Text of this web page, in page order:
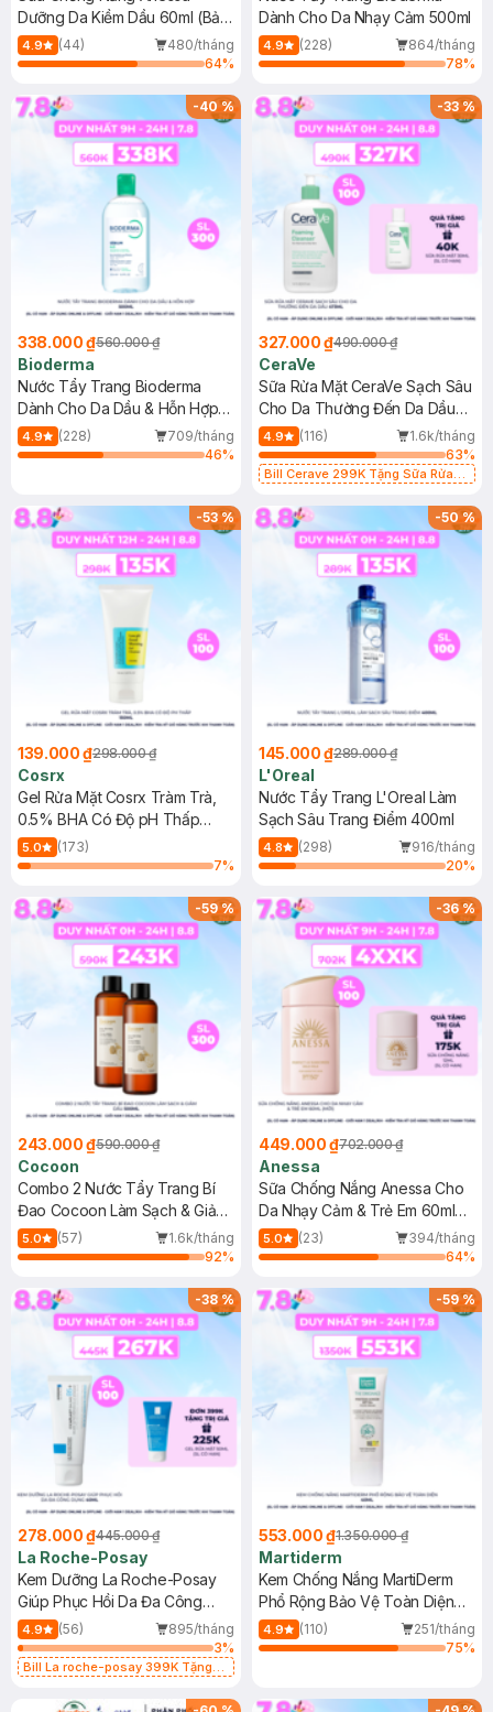
Dưỡng Da Kiềm Dầu 60ml (Bản
Mới)
4.9 (44)
480/tháng
64%
Dành Cho Da Nhạy Cảm 500ml
4.9 (228)
864/tháng
78%
-40%
338.000 ₫560.000 ₫
Bioderma
Nước Tẩy Trang Bioderma
Dành Cho Da Dầu & Hỗn Hợp
500ml
4.9 (228)
709/tháng
46%
-33%
327.000 ₫490.000 ₫
CeraVe
Sữa Rửa Mặt CeraVe Sạch Sâu
Cho Da Thường Đến Da Dầu
473ml
4.9 (116)
1.6k/tháng
63%
Bill Cerave 299K Tặng Sữa Rửa
-53%
139.000 ₫298.000 ₫
Cosrx
Gel Rửa Mặt Cosrx Tràm Trà,
0.5% BHA Có Độ pH Thấp
150ml
5.0
(173)
7%
-50%
145.000 ₫289.000 ₫
L'Oreal
Nước Tẩy Trang L'Oreal Làm
Sạch Sâu Trang Điểm 400ml
4.8 (298)
916/tháng
20%
-59%
243.000 ₫590.000 ₫
Cocoon
Combo 2 Nước Tẩy Trang Bí
Đao Cocoon Làm Sạch & Giảm
Dầu 500ml
5.0 (57)
1.6k/tháng
92%
-36%
449.000 ₫702.000 ₫
Anessa
Sữa Chống Nắng Anessa Cho
Da Nhạy Cảm & Trẻ Em 60ml
(Mới)
5.0 (23)
394/tháng
64%
-38%
278.000 ₫445.000 ₫
La Roche-Posay
Kem Dưỡng La Roche-Posay
Giúp Phục Hồi Da Đa Công
Dụng 40ml
4.9 (56)
895/tháng
3%
Bill La roche-posay 399K Tặng
(SL có hạn)
-59%
553.000 ₫1.350.000 ₫
Martiderm
Kem Chống Nắng MartiDerm
Phổ Rộng Bảo Vệ Toàn Diện
40ml
4.9 (110)
251/tháng
75%